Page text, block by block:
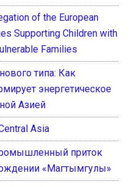
of the European
Supporting Children with
Families
типа: Как
энергетическое
Азией
Asia
приток
«Магтымгулы»